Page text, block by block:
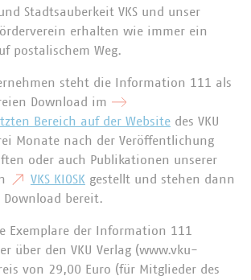
Stadtsauberkeit VKS und unser
erhalten wie immer ein
postalischem Weg.
steht die Information 111 als
Download im
Bereich auf der Website des VKU
Monate nach der Veröffentlichung
oder auch Publikationen unserer
VKS KIOSK gestellt und stehen dann
Download bereit.
Exemplare der Information 111
über den VKU Verlag (www.vku-
von 29,00 Euro (für Mitglieder des